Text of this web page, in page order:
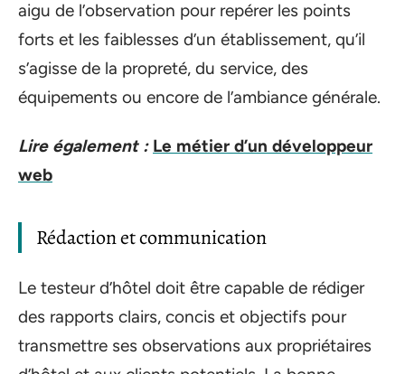
aigu de l’observation pour repérer les points
forts et les faiblesses d’un établissement, qu’il
s’agisse de la propreté, du service, des
équipements ou encore de l’ambiance générale.
Lire également : Le métier d’un développeur
web
Rédaction et communication
Le testeur d’hôtel doit être capable de rédiger
des rapports clairs, concis et objectifs pour
transmettre ses observations aux propriétaires